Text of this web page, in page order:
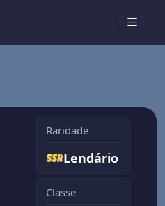
Raridade
Lendário
Classe